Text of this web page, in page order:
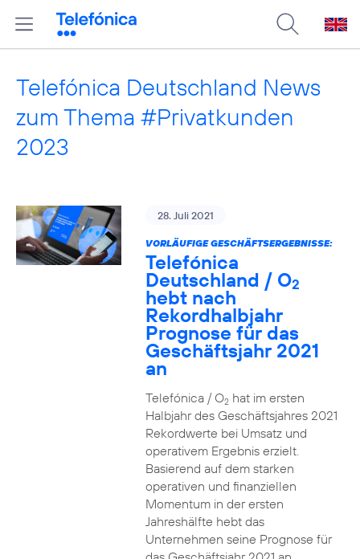
Telefónica Deutschland News
zum Thema #Privatkunden
2023
28. Juli 2021
VORLÄUFIGE GESCHÄFTSERGEBNISSE:
Telefónica
Deutschland / O2
hebt nach
Rekordhalbjahr
Prognose für das
Geschäftsjahr 2021
an
Telefónica / O2hat im ersten
Halbjahr des Geschäftsjahres 2021
Rekordwerte bei Umsatz und
operativem Ergebnis erzielt.
Basierend auf dem starken
operativen und finanziellen
Momentum in der ersten
Jahreshälfte hebt das
Unternehmen seine Prognose für